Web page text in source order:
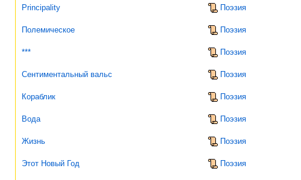
Principality Поэзия
Полемическое Поэзия
*** Поэзия
Сентиментальный вальс Поэзия
Кораблик Поэзия
Вода Поэзия
Жизнь Поэзия
Этот Новый Год Поэзия